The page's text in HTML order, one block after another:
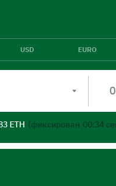
USD EURO
ETH (фиксирован 00:33